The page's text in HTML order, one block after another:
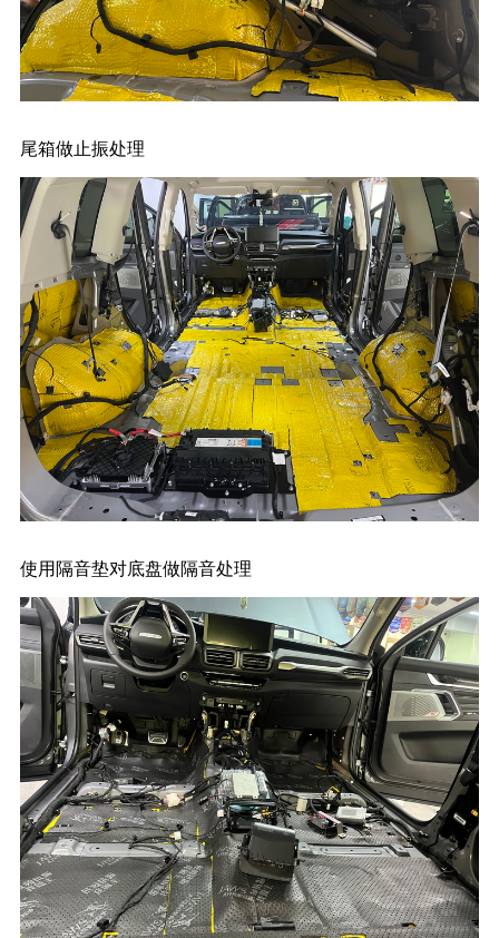
尾箱做止振处理
使用隔音垫对底盘做隔音处理